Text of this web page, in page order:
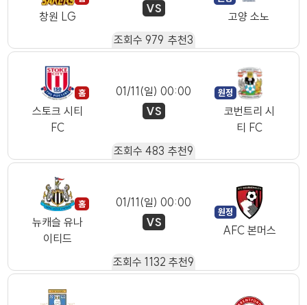
창원 LG
VS
고양 소노
조회수979 추천3
스토크 시티
FC
01/11(일) 00:00
VS
코번트리 시
티 FC
조회수 483 추천9
뉴캐슬 유나
이티드
01/11(일) 00:00
VS
AFC 본머스
조회수1132 추천9